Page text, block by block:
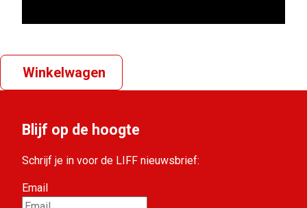
Winkelwagen
Blijf op de hoogte
Schrijf je in voor de LIFF nieuwsbrief:
Email